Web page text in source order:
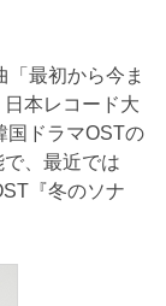
「最初から今ま
本レコード大
国ドラマOSTの
、最近では
『冬のソナ